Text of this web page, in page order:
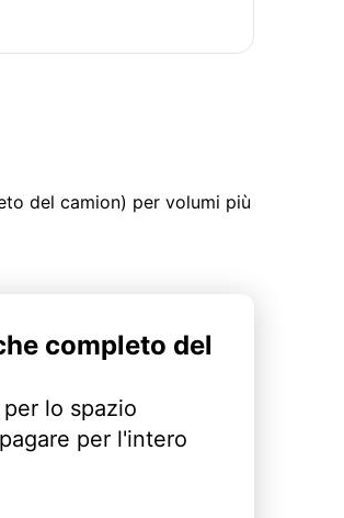
del camion) per volumi più
completo del
lo spazio
per l'intero